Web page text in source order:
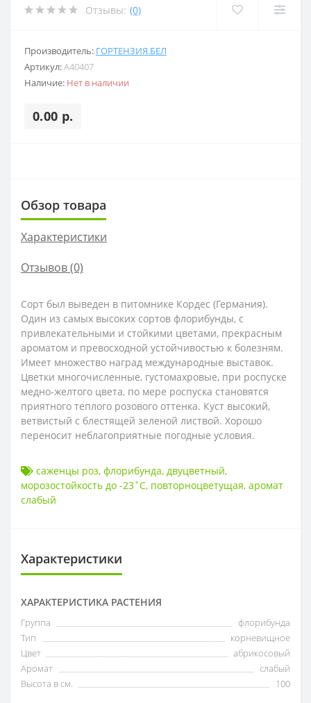
Отзывы: (0)
Производитель: ГОРТЕНЗИЯ.БЕЛ
Артикул:A40407
Наличие: Нет в наличии
0.00 р.
Обзор товара
Характеристики
Отзывов (0)
Сорт был выведен в питомнике Кордес (Германия).
Один из самых высоких сортов флорибунды, с
привлекательными и стойкими цветами, прекрасным
ароматом и превосходной устойчивостью к болезням.
Имеет множество наград международные выставок.
Цветки многочисленные, густомахровые, при роспуске
медно-желтого цвета, по мере роспуска становятся
приятного теплого розового оттенка. Куст высокий,
ветвистый с блестящей зеленой листвой. Хорошо
переносит неблагоприятные погодные условия.
саженцы роз, флорибунда, двуцветный,
морозостойкость до -23˚С, повторноцветущая, аромат
слабый
Характеристики
ХАРАКТЕРИСТИКА РАСТЕНИЯ
Группа
флорибунда
Тип
корневищное
Цвет
абрикосовый
Аромат
слабый
Высота в см.
100